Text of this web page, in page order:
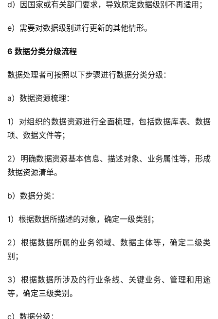
d）因国家或有关部门要求，导致原定数据级别不再适用；
e）需要对数据级别进行更新的其他情形。
6 数据分类分级流程
数据处理者可按照以下步骤进行数据分类分级：
a）数据资源梳理：
1）对组织的数据资源进行全面梳理，包括数据库表、数据
项、数据文件等；
2）明确数据资源基本信息、描述对象、业务属性等，形成
数据资源清单。
b）数据分类：
1）根据数据所描述的对象，确定一级类别；
2）根据数据所属的业务领域、数据主体等，确定二级类
别；
3）根据数据所涉及的行业条线、关键业务、管理和用途
等，确定三级类别。
c）数据分级：